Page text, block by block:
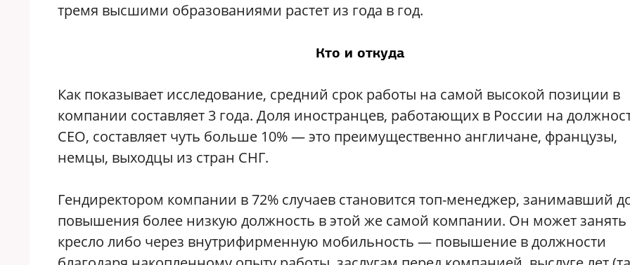
тремя высшими образованиями растет из года в год.
Кто и откуда
Как показывает исследование, средний срок работы на самой высокой позиции в
компании составляет 3 года. Доля иностранцев, работающих в России на
СЕО, составляет чуть больше 10% — это преимущественно англичане, французы,
немцы, выходцы из стран СНГ.
Гендиректором компании в 72% случаев становится топ-менеджер, занимавший
повышения более низкую должность в этой же самой компании. Он может занять
кресло либо через внутрифирменную мобильность — повышение в должности